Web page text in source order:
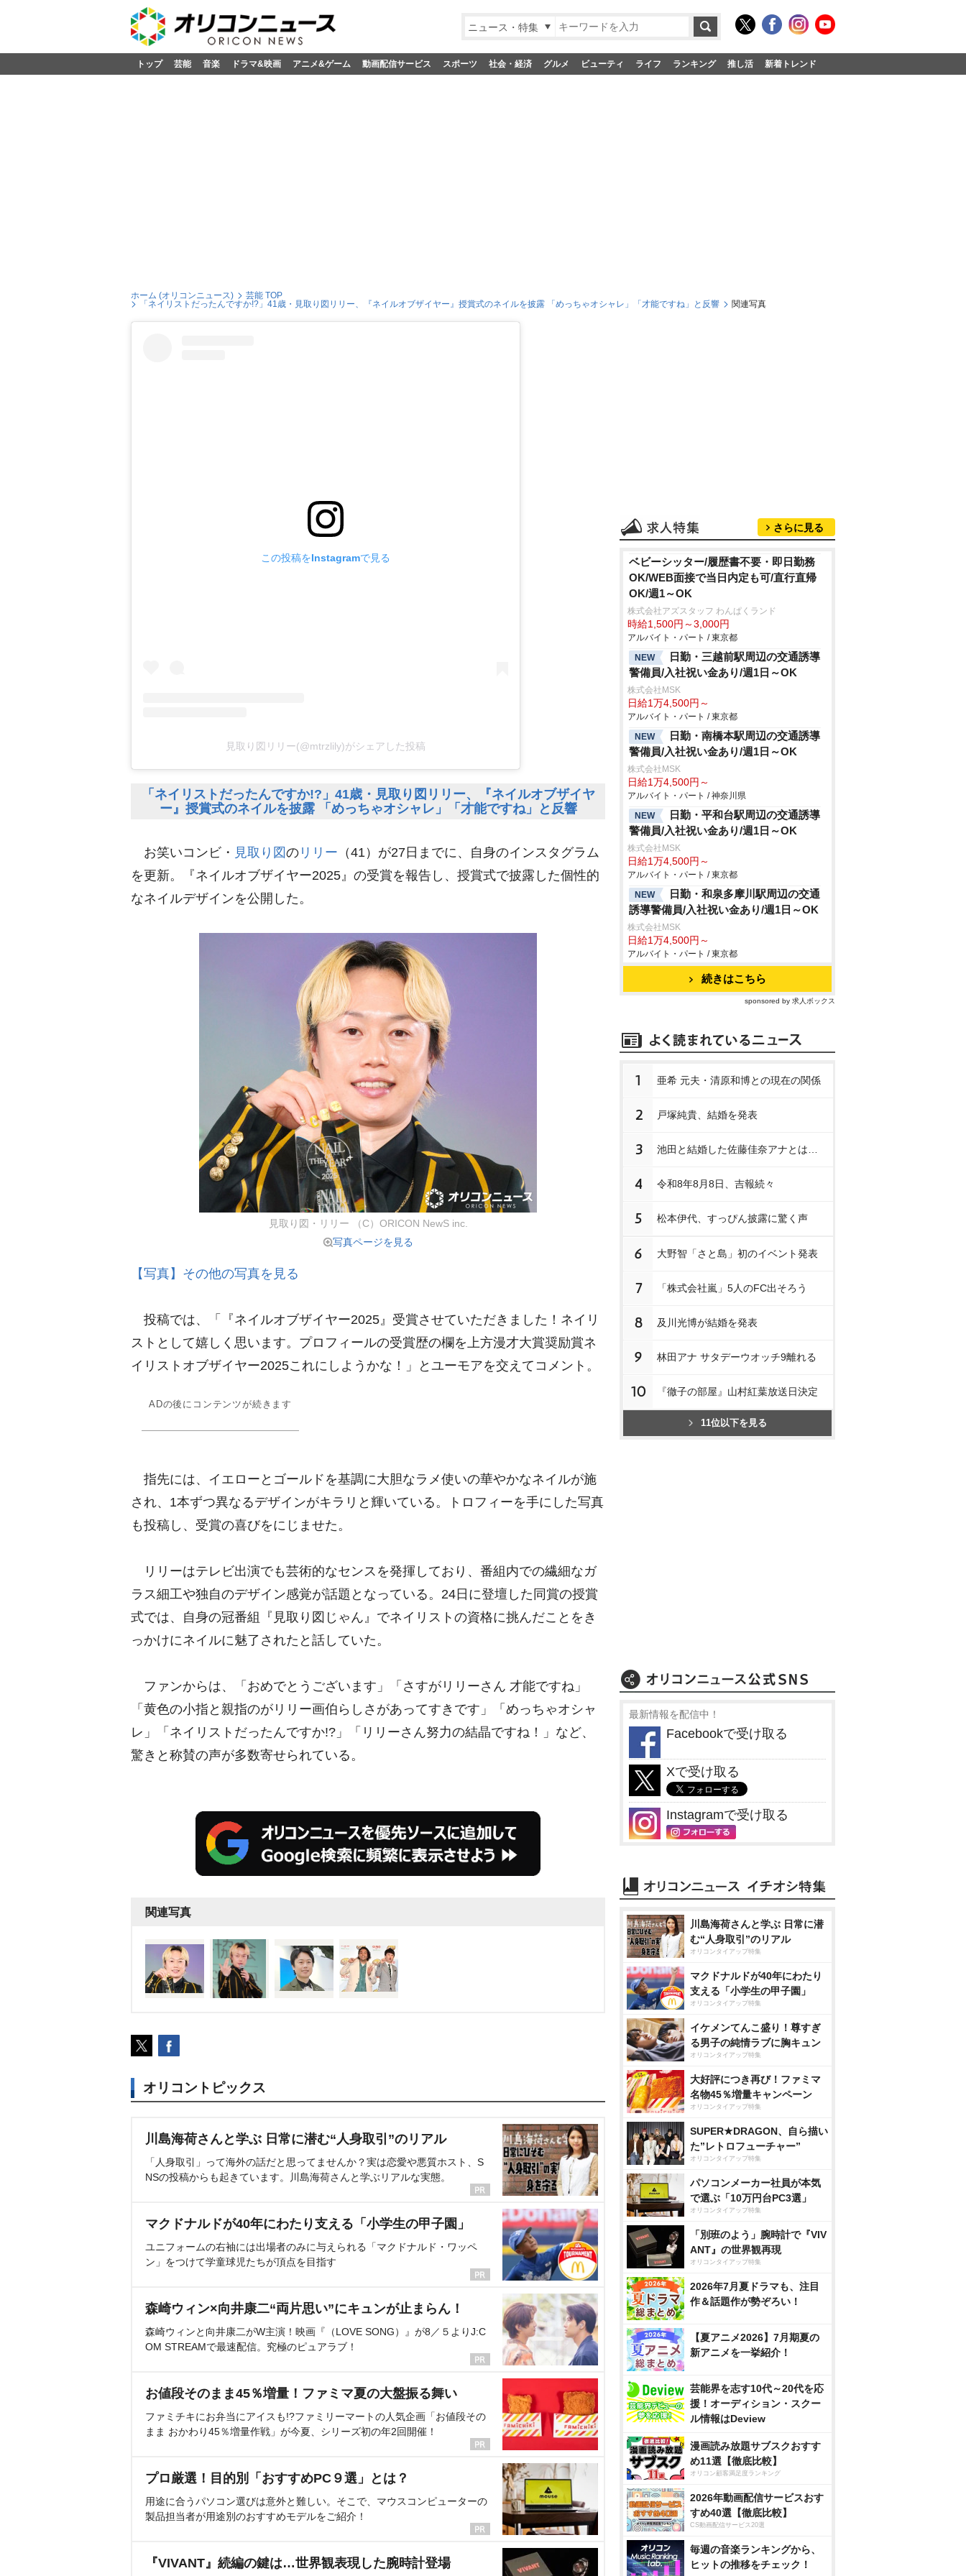
ニュース・特集
トップ 芸能 音楽 ドラマ&映画 アニメ&ゲーム 動画配信サービス スポーツ 社会・経済 グルメ ビューティ ライフ ランキング 推し活 新着トレンド
ホーム (オリコンニュース)
芸能 TOP
「ネイリストだったんですか!?」41歳・見取り図リリー、『ネイルオブザイヤー』授賞式のネイルを披露 「めっちゃオシャレ」「才能ですね」と反響
関連写真
この投稿をInstagramで見る
見取り図リリー(@mtrzlily)がシェアした投稿
「ネイリストだったんですか!?」41歳・見取り図リリー、『ネイルオブザイヤ
ー』授賞式のネイルを披露 「めっちゃオシャレ」「才能ですね」と反響
お笑いコンビ・ 見取り図の リリー （41）が27日までに、自身のインスタグラム
を更新。『ネイルオブザイヤー2025』の受賞を報告し、授賞式で披露した個性的
なネイルデザインを公開した。
見取り図・リリー （C）ORICON NewS inc.
写真ページを見る
【写真】その他の写真を見る
投稿では、「『ネイルオブザイヤー2025』受賞させていただきました！ネイリ
ストとして嬉しく思います。プロフィールの受賞歴の欄を上方漫才大賞奨励賞ネ
イリストオブザイヤー2025これにしようかな！」とユーモアを交えてコメント。
ADの後にコンテンツが続きます
指先には、イエローとゴールドを基調に大胆なラメ使いの華やかなネイルが施
され、1本ずつ異なるデザインがキラリと輝いている。トロフィーを手にした写真
も投稿し、受賞の喜びをにじませた。
リリーはテレビ出演でも芸術的なセンスを発揮しており、番組内での繊細なガ
ラス細工や独自のデザイン感覚が話題となっている。24日に登壇した同賞の授賞
式では、自身の冠番組『見取り図じゃん』でネイリストの資格に挑んだことをき
っかけにネイルに魅了されたと話していた。
ファンからは、「おめでとうございます」「さすがリリーさん 才能ですね」
「黄色の小指と親指のがリリー画伯らしさがあってすきです」「めっちゃオシャ
レ」「ネイリストだったんですか!?」「リリーさん努力の結晶ですね！」など、
驚きと称賛の声が多数寄せられている。
関連写真
オリコントピックス
川島海荷さんと学ぶ 日常に潜む“人身取引”のリアル
「人身取引」って海外の話だと思ってませんか？実は恋愛や悪質ホスト、S
NSの投稿からも起きています。川島海荷さんと学ぶリアルな実態。
マクドナルドが40年にわたり支える「小学生の甲子園」
ユニフォームの右袖には出場者のみに与えられる「マクドナルド・ワッペ
ン」をつけて学童球児たちが頂点を目指す
森崎ウィン×向井康二“両片思い”にキュンが止まらん！
森崎ウィンと向井康二がW主演！映画『（LOVE SONG）』が8／５よりJ:C
OM STREAMで最速配信。究極のピュアラブ！
お値段そのまま45％増量！ファミマ夏の大盤振る舞い
ファミチキにお弁当にアイスも!?ファミリーマートの人気企画「お値段その
まま おかわり45％増量作戦」が今夏、シリーズ初の年2回開催！
プロ厳選！目的別「おすすめPC９選」とは？
用途に合うパソコン選びは意外と難しい。そこで、マウスコンピューターの
製品担当者が用途別のおすすめモデルをご紹介！
『VIVANT』続編の鍵は…世界観表現した腕時計登場
さらに見る
ベビーシッター/履歴書不要・即日勤務
OK/WEB面接で当日内定も可/直行直帰
OK/週1～OK
株式会社アズスタッフ わんぱくランド
時給1,500円～3,000円
アルバイト・パート / 東京都
NEW
日勤・三越前駅周辺の交通誘導
警備員/入社祝い金あり/週1日～OK
株式会社MSK
日給1万4,500円～
アルバイト・パート / 東京都
NEW
日勤・南橋本駅周辺の交通誘導
警備員/入社祝い金あり/週1日～OK
株式会社MSK
日給1万4,500円～
アルバイト・パート / 神奈川県
NEW
日勤・平和台駅周辺の交通誘導
警備員/入社祝い金あり/週1日～OK
株式会社MSK
日給1万4,500円～
アルバイト・パート / 東京都
NEW
日勤・和泉多摩川駅周辺の交通
誘導警備員/入社祝い金あり/週1日～OK
株式会社MSK
日給1万4,500円～
アルバイト・パート / 東京都
続きはこちら
sponsored by 求人ボックス
1 亜希 元夫・清原和博との現在の関係
2 戸塚純貴、結婚を発表
3 池田と結婚した佐藤佳奈アナとは…
4 令和8年8月8日、吉報続々
5 松本伊代、すっぴん披露に驚く声
6 大野智「さと島」初のイベント発表
7 「株式会社嵐」5人のFC出そろう
8 及川光博が結婚を発表
9 林田アナ サタデーウオッチ9離れる
10 『徹子の部屋』山村紅葉放送日決定
11位以下を見る
最新情報を配信中！
Facebookで受け取る
Xで受け取る
Instagramで受け取る
川島海荷さんと学ぶ 日常に潜
む“人身取引”のリアル
オリコンタイアップ特集
マクドナルドが40年にわたり
支える「小学生の甲子園」
オリコンタイアップ特集
イケメンてんこ盛り！尊すぎ
る男子の純情ラブに胸キュン
オリコンタイアップ特集
大好評につき再び！ファミマ
名物45％増量キャンペーン
オリコンタイアップ特集
SUPER★DRAGON、自ら描い
た”レトロフューチャー”
オリコンタイアップ特集
パソコンメーカー社員が本気
で選ぶ「10万円台PC3選」
オリコンタイアップ特集
「別班のよう」腕時計で『VIV
ANT』の世界観再現
オリコンタイアップ特集
2026年7月夏ドラマも、注目
作＆話題作が勢ぞろい！
【夏アニメ2026】7月期夏の
新アニメを一挙紹介！
芸能界を志す10代～20代を応
援！オーディション・スクー
ル情報はDeview
漫画読み放題サブスクおすす
め11選【徹底比較】
オリコン顧客満足度ランキング
2026年動画配信サービスおす
すめ40選【徹底比較】
CS動画配信サービス20選
毎週の音楽ランキングから、
ヒットの推移をチェック！